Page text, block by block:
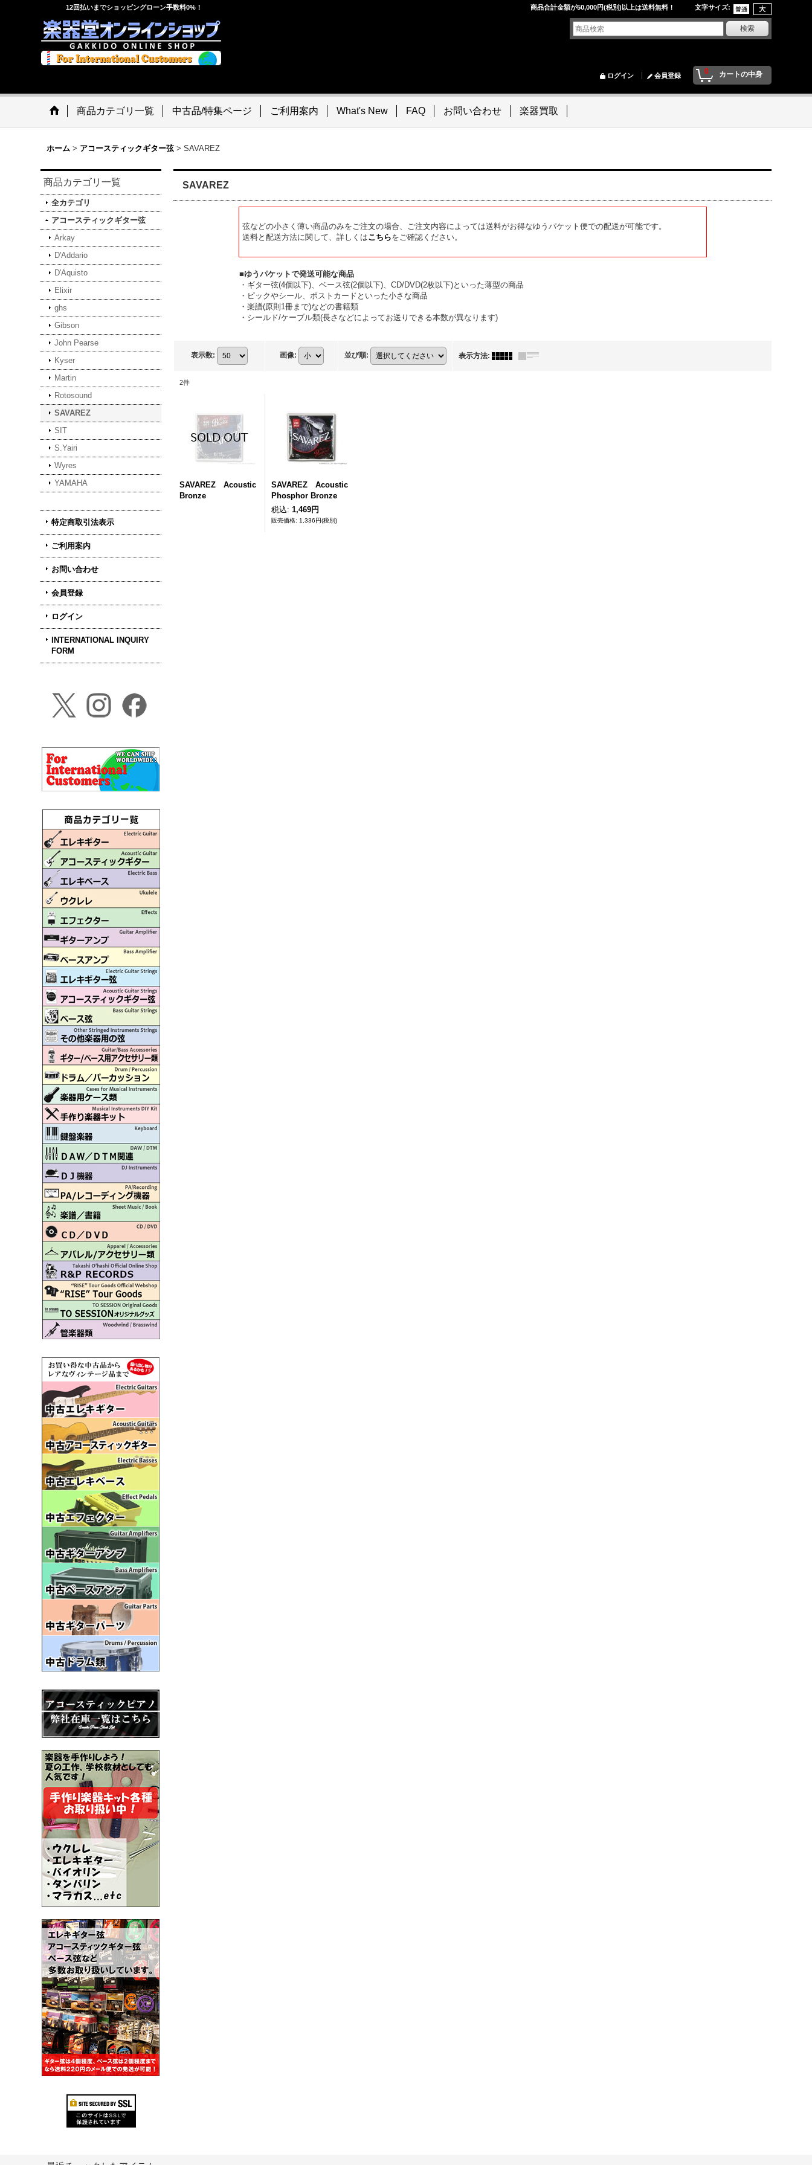
12回払いまでショッピングローン手数料0%！ 商品合計金額が50,000円(税別)以上は送料無料！ 文字サイズ:
0 カートの中身
ログイン 会員登録
商品カテゴリ一覧 中古品/特集ページ ご利用案内 What's New FAQ お問い合わせ 楽器買取
ホーム > アコースティックギター弦 > SAVAREZ
商品カテゴリ一覧
全カテゴリ
アコースティックギター弦
Arkay
D'Addario
D'Aquisto
Elixir
ghs
Gibson
John Pearse
Kyser
Martin
Rotosound
SAVAREZ
SIT
S.Yairi
Wyres
YAMAHA
特定商取引法表示
ご利用案内
お問い合わせ
会員登録
ログイン
INTERNATIONAL INQUIRY
FORM
SAVAREZ
弦などの小さく薄い商品のみをご注文の場合、ご注文内容によっては送料がお得なゆうパケット便での配送が可能です。
送料と配送方法に関して、詳しくはこちらをご確認ください。
■ゆうパケットで発送可能な商品
・ギター弦(4個以下)、ベース弦(2個以下)、CD/DVD(2枚以下)といった薄型の商品
・ピックやシール、ポストカードといった小さな商品
・楽譜(原則1冊まで)などの書籍類
・シールド/ケーブル類(長さなどによってお送りできる本数が異なります)
表示数: 画像: 並び順: 表示方法:
2件
SAVAREZ Acoustic
Bronze
SAVAREZ Acoustic
Phosphor Bronze
1,336円(税別)
税込: 1,469円